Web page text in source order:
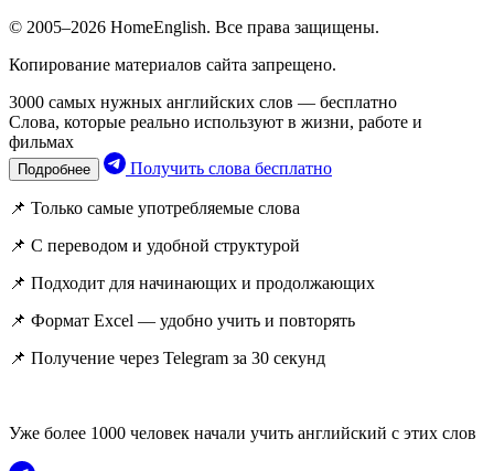
© 2005–2026 HomeEnglish. Все права защищены.
Копирование материалов сайта запрещено.
3000 самых нужных английских слов — бесплатно
Слова, которые реально используют в жизни, работе и
фильмах
Подробнее Получить слова бесплатно
📌 Только самые употребляемые слова
📌 С переводом и удобной структурой
📌 Подходит для начинающих и продолжающих
📌 Формат Excel — удобно учить и повторять
📌 Получение через Telegram за 30 секунд
Уже более 1000 человек начали учить английский с этих слов